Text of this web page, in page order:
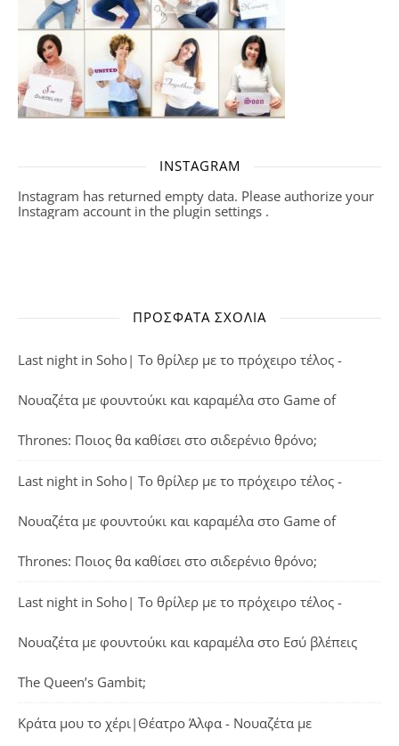
INSTAGRAM
Instagram has returned empty data. Please authorize your
Instagram account in the plugin settings .
ΠΡΌΣΦΑΤΑ ΣΧΌΛΙΑ
Last night in Soho| Το θρίλερ με το πρόχειρο τέλος -
Νουαζέτα με φουντούκι και καραμέλα στο Game of
Thrones: Ποιος θα καθίσει στο σιδερένιο θρόνο;
Last night in Soho| Το θρίλερ με το πρόχειρο τέλος -
Νουαζέτα με φουντούκι και καραμέλα στο Game of
Thrones: Ποιος θα καθίσει στο σιδερένιο θρόνο;
Last night in Soho| Το θρίλερ με το πρόχειρο τέλος -
Νουαζέτα με φουντούκι και καραμέλα στο Εσύ βλέπεις
The Queen’s Gambit;
Κράτα μου το χέρι|Θέατρο Άλφα - Νουαζέτα με